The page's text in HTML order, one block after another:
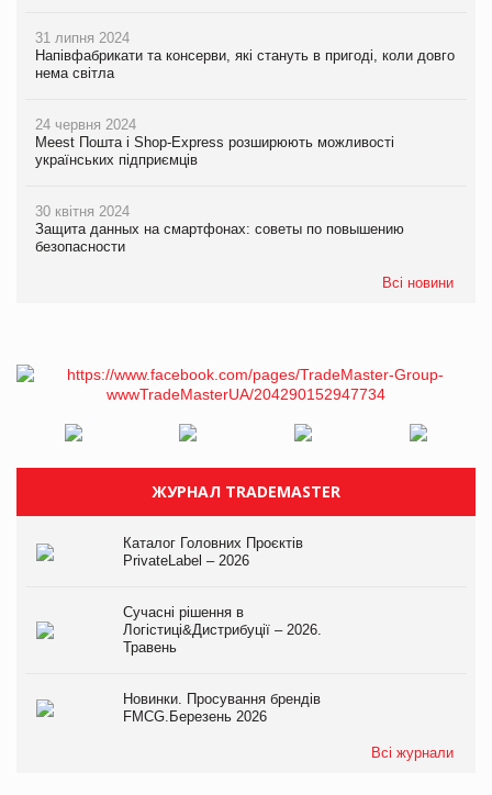
31 липня 2024
Напівфабрикати та консерви, які стануть в пригоді, коли довго
нема світла
24 червня 2024
Meest Пошта і Shop-Express розширюють можливості
українських підприємців
30 квітня 2024
Защита данных на смартфонах: советы по повышению
безопасности
Всі новини
ЖУРНАЛ TRADEMASTER
Каталог Головних Проєктів
PrivateLabel – 2026
Сучасні рішення в
Логістиці&Дистрибуції – 2026.
Травень
Новинки. Просування брендів
FMCG.Березень 2026
Всі журнали